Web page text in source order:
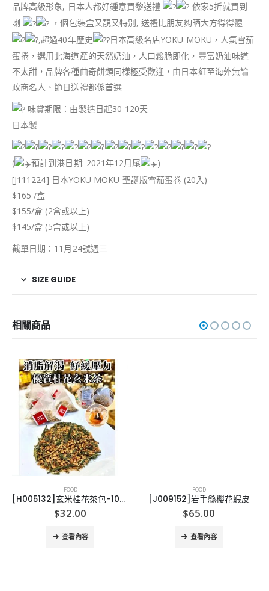
品牌高級形象, 日本人都好鍾意買黎送禮
依家5折就買到
喇
，個包裝盒又靚又特別, 送禮比朋友夠晒大方得得體
,超過40年歷史
日本高級名店YOKU MOKU，人氣雪茄
蛋捲，選用北海道產的天然奶油，人口鬆脆即化，豐富奶油味道
不太甜，品牌各種曲奇餅類同樣極受歡迎，由日本紅至海外無論
政商名人、節日送禮都係首選
味賞期限：由製造日起30-120天
日本製
( 預計到港日期: 2021年12月尾
)
[J111224] 日本YOKU MOKU 聖誕版雪茄蛋卷 (20入)
$165 /盒
$155/盒 (2盒或以上)
$145/盒 (5盒或以上)
截單日期：11月24號週三
SIZE GUIDE
相關商品
FOOD
[H005132]玄米桂花茶包-10小包
$32.00
查看內容
FOOD
[J009152]岩手縣櫻花蝦皮
$65.00
查看內容